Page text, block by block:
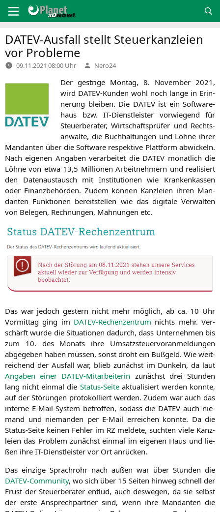
Inhalt
springen
DATEV-Ausfall stellt Steuerkanzleien
vor Probleme
09.11.2021 08:00 Uhr Verfasst
von
Nero24
Der gest­ri­ge Mon­tag, 8. Novem­ber 2021,
wird DATEV-Kun­den wohl noch lan­ge in Erin­
ne­rung blei­ben. Die DATEVist ein Soft­ware­
haus bzw. IT-Dienst­leis­ter vor­wie­gend für
Steu­er­be­ra­ter, Wirt­schafts­prü­fer und Rechts­
an­wäl­te, die Buch­hal­tun­gen und Löh­ne ihrer
Man­dan­ten über die Soft­ware respek­ti­ve Platt­form abwi­ckeln.
Nach eige­nen Anga­ben ver­ar­bei­tet die DATEV monat­lich die
Löh­ne von etwa 13,5 Mil­lio­nen Arbeit­neh­mern und rea­li­siert
den Daten­aus­tausch mit Insti­tu­tio­nen wie Kran­ken­kas­sen
oder Finanz­be­hör­den. Zudem kön­nen Kanz­lei­en ihren Man­
dan­ten Funk­tio­nen bereit­stel­len wie das digi­ta­le Ver­wal­ten
von Bele­gen, Rech­nun­gen, Mah­nun­gen etc.
Das war jedoch gestern nicht mehr mög­lich, ab ca. 10 Uhr
Vor­mit­tag ging im DATEV-Rechen­zen­trum nichts mehr. Ver­
schärft wur­de die Situa­tio­nen dadurch, dass Unter­neh­men bis
zum 10. des Monats ihre Umsatz­steu­er­vor­anmel­dun­gen
abge­ge­ben haben müs­sen, sonst droht ein Buß­geld. Wie weit­
rei­chend der Aus­fall war, blieb zunächst im Dun­keln, da laut
Anga­ben einer DATEV-Mit­ar­bei­te­rin zunächst drei Stun­den
lang nicht ein­mal die Sta­tus-Sei­teaktua­li­siert wer­den konn­te,
auf der Stö­run­gen pro­to­kol­liert wer­den. Zudem war auch das
inter­ne E‑Mail-Sys­tem betrof­fen, sodass die DATEV auch nie­
mand und nie­man­den per E‑Mail errei­chen konn­te. Da die
Sta­tus-Sei­te kei­nen Feh­ler im RZ mel­de­te, such­ten vie­le Kanz­
lei­en das Pro­blem zunächst ein­mal im eige­nen Haus und lie­
ßen ihre IT-Dienst­leis­ter vor Ort anrücken.
Das ein­zi­ge Sprach­rohr nach außen war über Stun­den die
DATEV-Com­mu­ni­ty, wo sich über 15 Sei­ten hin­weg schnell der
Frust der Steu­er­be­ra­ter ent­lud, auch des­we­gen, da sie selbst
der ers­te Ansprech­part­ner sind, wenn ihre Man­dan­ten die